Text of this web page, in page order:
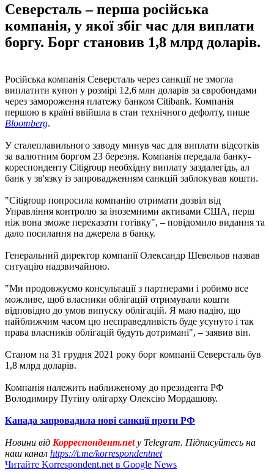
Северсталь – перша російська
компанія, у якої збіг час для виплати
боргу. Борг становив 1,8 млрд доларів.
Російська компанія Северсталь через санкції не змогла
виплатити купон у розмірі 12,6 млн доларів за євробондами
через замороження платежу банком Citibank. Компанія
першою в країні ввійшла в стан технічного дефолту, пише
Bloomberg.
У сталеплавильного заводу минув час для виплати відсотків
за валютним боргом 23 березня. Компанія передала банку-
кореспонденту Citigroup необхідну виплату заздалегідь, ал
банк у зв'язку із запровадженням санкцій заблокував кошти.
"Citigroup попросила компанію отримати дозвіл від
Управління контролю за іноземними активами США, перш
ніж вона зможе переказати готівку", – повідомило видання та
дало посилання на джерела в банку.
Генеральний директор компанії Олександр Шевельов назвав
ситуацію надзвичайною.
"Ми продовжуємо консультації з партнерами і робимо все
можливе, щоб власники облігацій отримували кошти
відповідно до умов випуску облігацій. Я маю надію, що
найближчим часом цю несправедливість буде усунуто і так
права власників облігацій будуть дотримані", – заявив він.
Станом на 31 грудня 2021 року борг компанії Северсталь був
1,8 млрд доларів.
Компанія належить наближеному до президента РФ
Володимиру Путіну олігарху Олексію Мордашову.
Канада запровадила нові санкції проти РФ
Новини від Корреспондент.netу Telegram. Підписуйтесь на
наш канал https://t.me/korrespondentnet
Читайте Korrespondent.net в Google News